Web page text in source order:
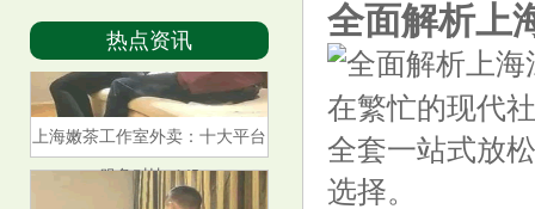
热点资讯
上海嫩茶工作室外卖：十大平台
服务对比_145
全面解析上
在繁忙的现代
全套一站式放
选择。